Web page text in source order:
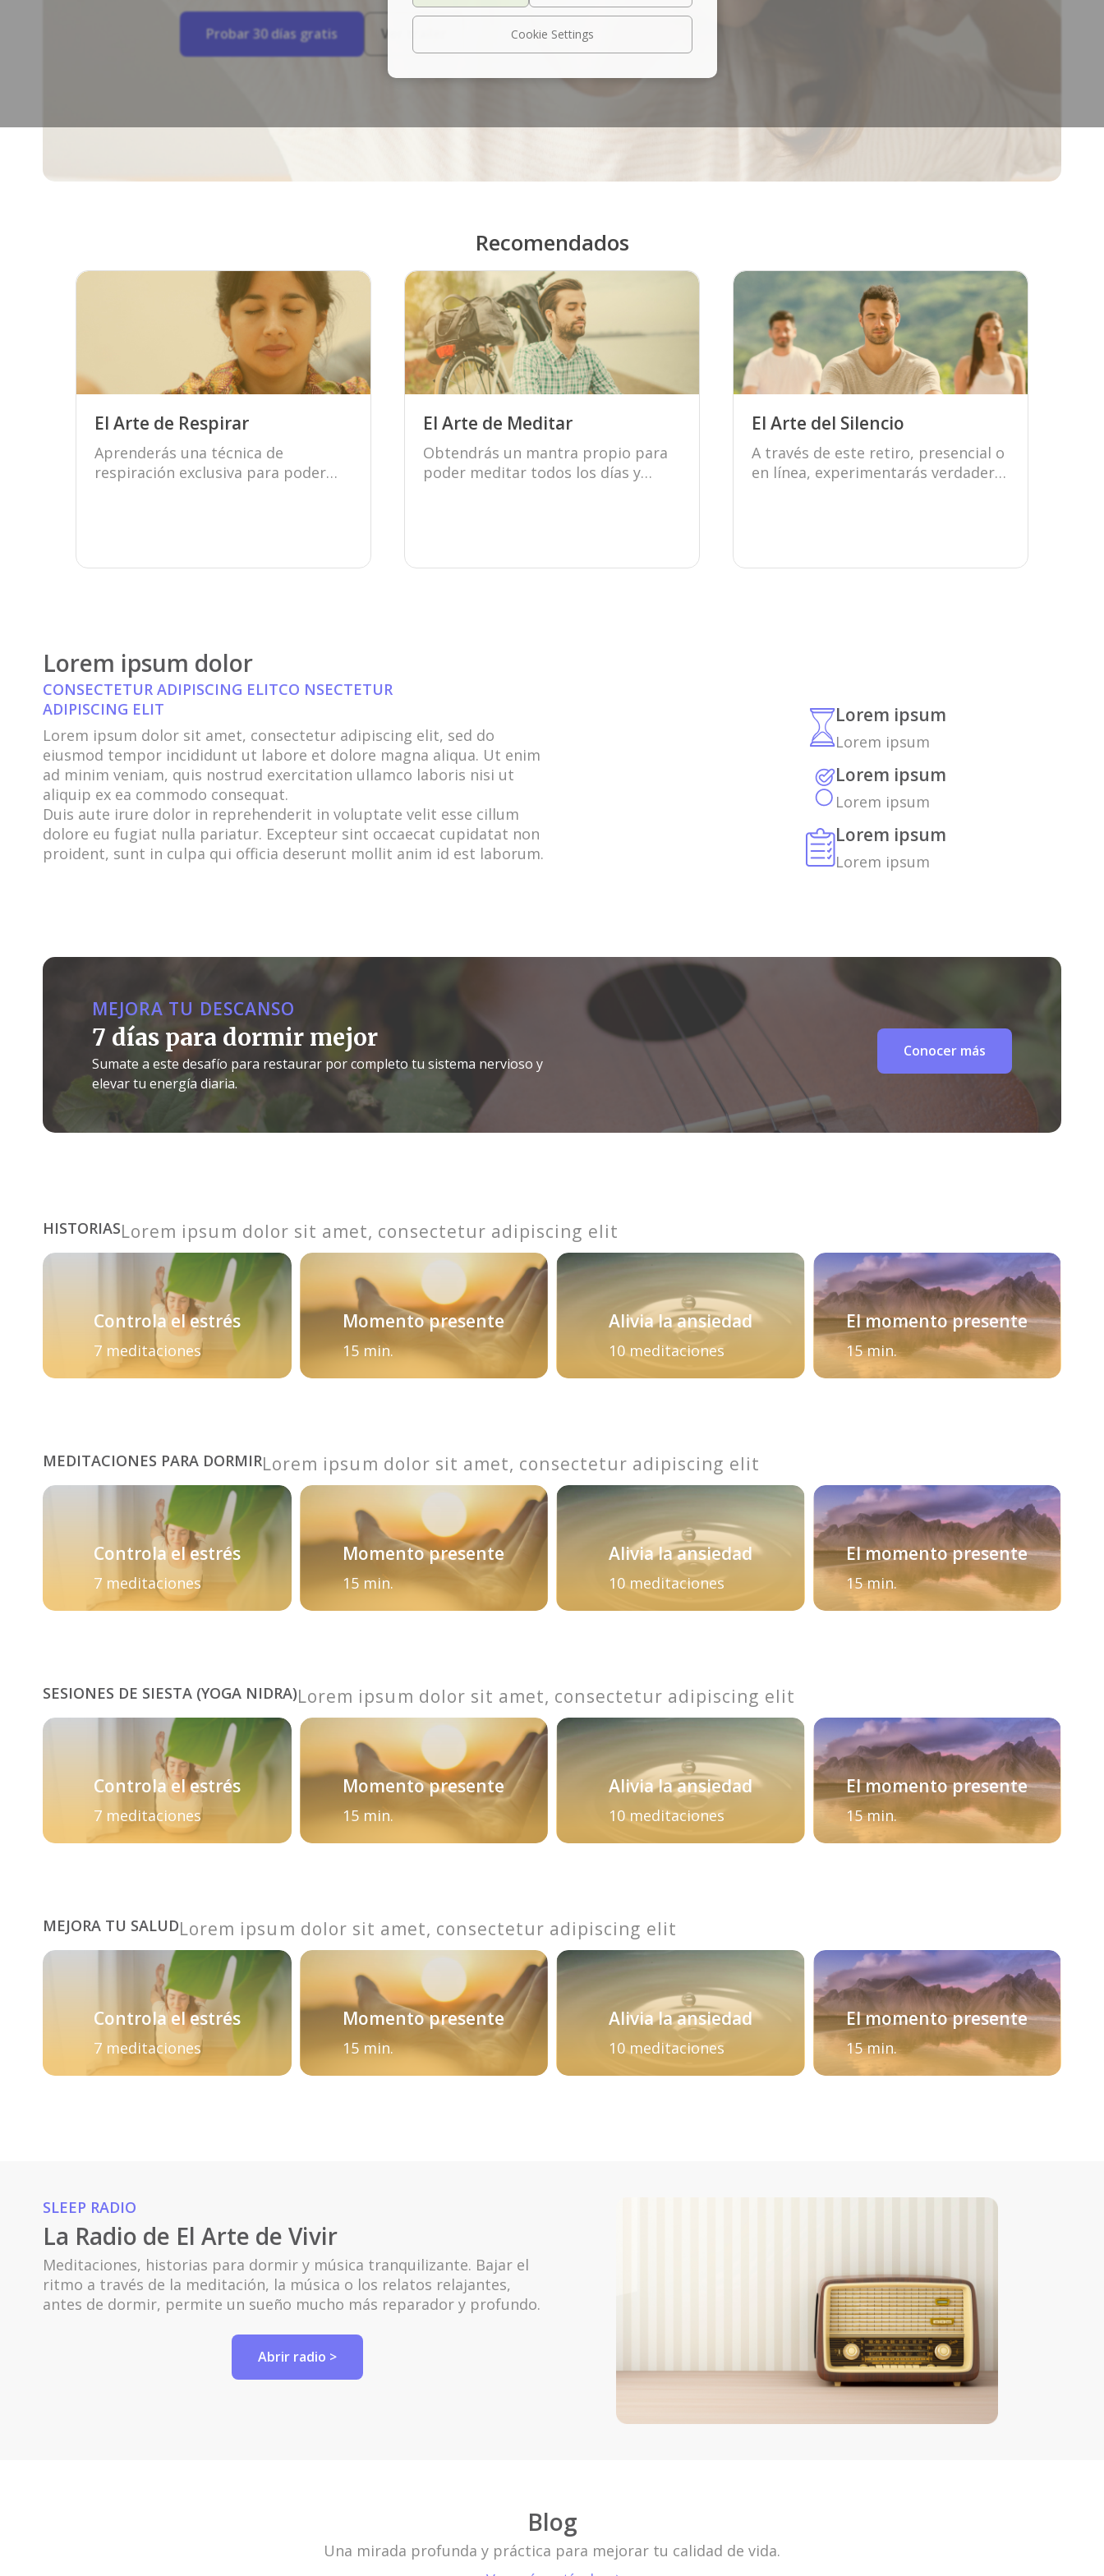
Probar 30 días gratis Ver trailer
Recomendados
El Arte de Respirar
Aprenderás una técnica de
respiración exclusiva para poder
El Arte de Meditar
Obtendrás un mantra propio para
poder meditar todos los días y
El Arte del Silencio
A través de este retiro, presencial o
en línea, experimentarás verdadera
Lorem ipsum dolor
CONSECTETUR ADIPISCING ELITCO NSECTETUR
ADIPISCING ELIT
Lorem ipsum dolor sit amet, consectetur adipiscing elit, sed do
eiusmod tempor incididunt ut labore et dolore magna aliqua. Ut enim
ad minim veniam, quis nostrud exercitation ullamco laboris nisi ut
aliquip ex ea commodo consequat.
Duis aute irure dolor in reprehenderit in voluptate velit esse cillum
dolore eu fugiat nulla pariatur. Excepteur sint occaecat cupidatat non
proident, sunt in culpa qui officia deserunt mollit anim id est laborum.
Lorem ipsum
Lorem ipsum
Lorem ipsum
Lorem ipsum
Lorem ipsum
Lorem ipsum
MEJORA TU DESCANSO
7 días para dormir mejor
Sumate a este desafío para restaurar por completo tu sistema nervioso y
elevar tu energía diaria.
Conocer más
HISTORIASLorem ipsum dolor sit amet, consectetur adipiscing elit
Controla el estrés
7 meditaciones
Momento presente
15 min.
Alivia la ansiedad
10 meditaciones
El momento presente
15 min.
MEDITACIONES PARA DORMIRLorem ipsum dolor sit amet, consectetur adipiscing elit
Controla el estrés
7 meditaciones
Momento presente
15 min.
Alivia la ansiedad
10 meditaciones
El momento presente
15 min.
SESIONES DE SIESTA (YOGA NIDRA)Lorem ipsum dolor sit amet, consectetur adipiscing elit
Controla el estrés
7 meditaciones
Momento presente
15 min.
Alivia la ansiedad
10 meditaciones
El momento presente
15 min.
MEJORA TU SALUDLorem ipsum dolor sit amet, consectetur adipiscing elit
Controla el estrés
7 meditaciones
Momento presente
15 min.
Alivia la ansiedad
10 meditaciones
El momento presente
15 min.
SLEEP RADIO
La Radio de El Arte de Vivir
Meditaciones, historias para dormir y música tranquilizante. Bajar el
ritmo a través de la meditación, la música o los relatos relajantes,
antes de dormir, permite un sueño mucho más reparador y profundo.
Abrir radio >
Blog
Una mirada profunda y práctica para mejorar tu calidad de vida.
Cookie Settings